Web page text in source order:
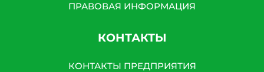
ПРАВОВАЯ ИНФОРМАЦИЯ
КОНТАКТЫ
КОНТАКТЫ ПРЕДПРИЯТИЯ